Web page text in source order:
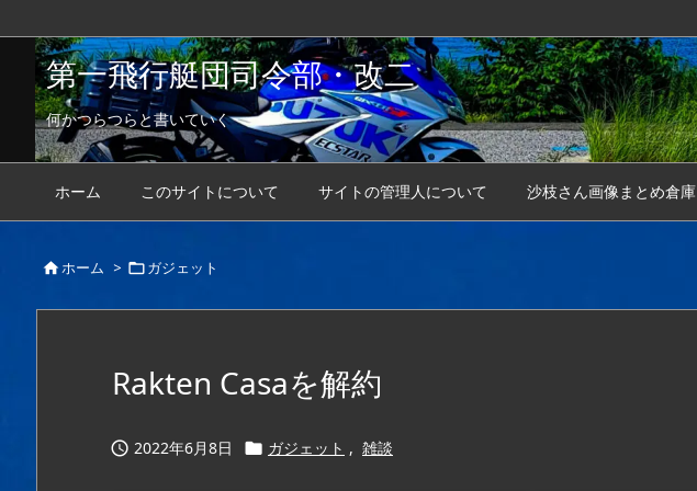
第一飛行艇団司令部・改二
何かつらつらと書いていく
ホーム このサイトについて サイトの管理人について 沙枝さん画像まとめ倉庫
ホーム > ガジェット
Rakten Casaを解約
 2022年6月8日  ガジェット , 雑談